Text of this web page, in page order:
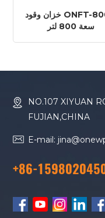
خزان وقود ONFT-800D
سعة 800 لتر
NO.107 XIYUAN
FUJIAN,CHINA
E-mail:
+86-